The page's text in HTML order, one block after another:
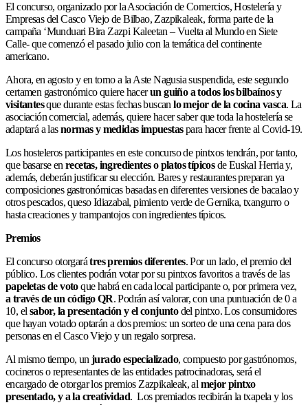
El concurso, organizado por la Asociación de Comercios, Hostelería y
Empresas del Casco Viejo de Bilbao, Zazpikaleak, forma parte de la
campaña ‘Munduari Bira Zazpi Kaleetan – Vuelta al Mundo en Siete
Calle- que comenzó el pasado julio con la temática del continente
americano.
Ahora, en agosto y en torno a la Aste Nagusia suspendida, este segundo
certamen gastronómico quiere hacerun guiño a todos los bilbaínos y
visitantesque durante estas fechas buscanlo mejor de la cocina vasca. La
asociación comercial, además, quiere hacer saber que toda la hostelería se
adaptará a lasnormas y medidas impuestaspara hacer frente al Covid-19.
Los hosteleros participantes en este concurso de pintxos tendrán, por tanto,
que basarse enrecetas, ingredientes o platos típicosde Euskal Herria y,
además, deberán justificar su elección. Bares y restaurantes preparan ya
composiciones gastronómicas basadas en diferentes versiones de bacalao y
otros pescados, queso Idiazabal, pimiento verde de Gernika, txangurro o
hasta creaciones y trampantojos con ingredientes típicos.
Premios
El concurso otorgarátres premios diferentes. Por un lado, el premio del
público. Los clientes podrán votar por su pintxos favoritos a través de las
papeletas de votoque habrá en cada local participante o, por primera vez,
a través de un código QR. Podrán así valorar, con una puntuación de 0 a
10, elsabor, la presentación y el conjuntodel pintxo. Los consumidores
que hayan votado optarán a dos premios: un sorteo de una cena para dos
personas en el Casco Viejo y un regalo sorpresa.
Al mismo tiempo, unjurado especializado, compuesto por gastrónomos,
cocineros o representantes de las entidades patrocinadoras, será el
encargado de otorgar los premios Zazpikaleak, almejor pintxo
presentado, y a la creatividad. Los premiados recibirán la txapela y los